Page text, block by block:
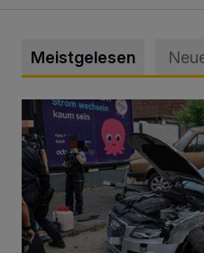
Meistgelesen
Schwerer Unfall mit 2,48